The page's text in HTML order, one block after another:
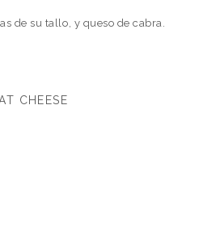
de su tallo, y queso de cabra.
CHEESE